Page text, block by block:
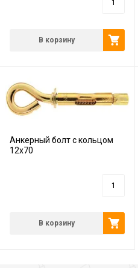
В корзину
Анкерный болт с кольцом
12х70
В корзину